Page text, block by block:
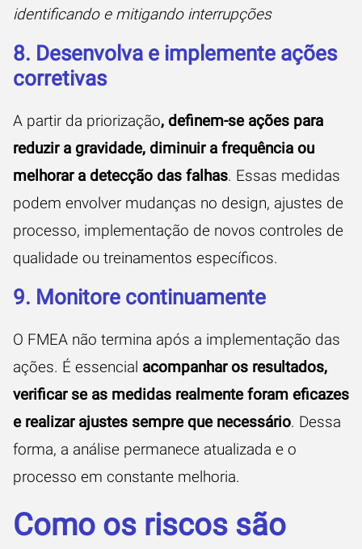
identificando e mitigando interrupções
8. Desenvolva e implemente ações
corretivas
A partir da priorização, definem-se ações para
reduzir a gravidade, diminuir a frequência ou
melhorar a detecção das falhas. Essas medidas
podem envolver mudanças no design, ajustes de
processo, implementação de novos controles de
qualidade ou treinamentos específicos.
9. Monitore continuamente
O FMEA não termina após a implementação das
ações. É essencial acompanhar os resultados,
verificar se as medidas realmente foram eficazes
e realizar ajustes sempre que necessário. Dessa
forma, a análise permanece atualizada e o
processo em constante melhoria.
Como os riscos são